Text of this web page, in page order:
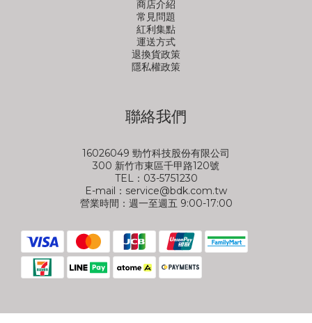
商店介紹
常見問題
紅利集點
運送方式
退換貨政策
隱私權政策
聯絡我們
16026049 勁竹科技股份有限公司
300 新竹市東區千甲路120號
TEL：03-5751230
E-mail：service@bdk.com.tw
營業時間：週一至週五 9:00-17:00